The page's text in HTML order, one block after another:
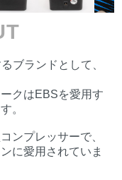
ブランドとして、
クはEBSを愛用す
。
ンプレッサーで、
に愛用されていま